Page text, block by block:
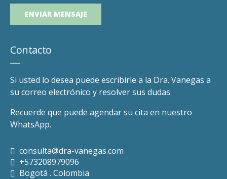
Contacto
Si usted lo desea puede escribirle a la Dra. Vanegas a
su correo electrónico y resolver sus dudas.
Recuerde que puede agendar su cita en nuestro
WhatsApp.
consulta@dra-vanegas.com
+573208979096
Bogotá . Colombia